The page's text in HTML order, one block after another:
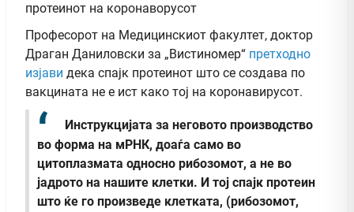
протеинот на коронаворусот
Професорот на Медицинскиот факултет, доктор
Драган Даниловски за „Вистиномер“ претходно
изјави дека спајк протеинот што се создава по
вакцината не е ист како тој на коронавирусот.
Инструкцијата за неговото производство
во форма на мРНК, доаѓа само во
цитоплазмата односно рибозомот, а не во
јадрото на нашите клетки. И тој спајк протеин
што ќе го произведе клетката, (рибозомот,